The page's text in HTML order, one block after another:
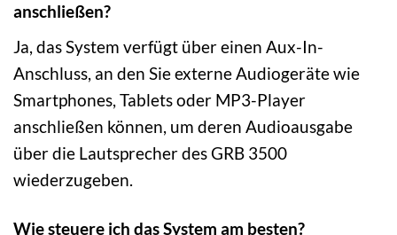
anschließen?
Ja, das System verfügt über einen Aux-In-
Anschluss, an den Sie externe Audiogeräte wie
Smartphones, Tablets oder MP3-Player
anschließen können, um deren Audioausgabe
über die Lautsprecher des GRB 3500
wiederzugeben.
Wie steuere ich das System am besten?